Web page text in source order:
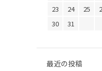
23
24 25
30
31
最近の投稿